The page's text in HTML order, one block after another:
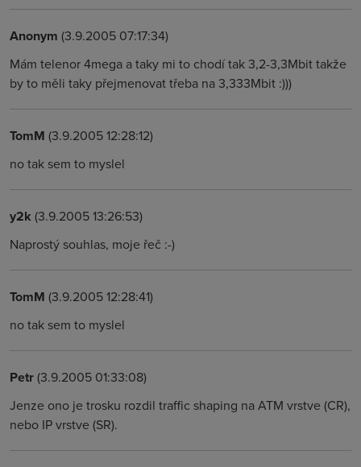
Anonym (3.9.2005 07:17:34)
Mám telenor 4mega a taky mi to chodí tak 3,2-3,3Mbit takže
by to měli taky přejmenovat třeba na 3,333Mbit :)))
TomM (3.9.2005 12:28:12)
no tak sem to myslel
y2k (3.9.2005 13:26:53)
Naprostý souhlas, moje řeč :-)
TomM (3.9.2005 12:28:41)
no tak sem to myslel
Petr(3.9.2005 01:33:08)
Jenze ono je trosku rozdil traffic shaping na ATM vrstve (CR),
nebo IP vrstve (SR).